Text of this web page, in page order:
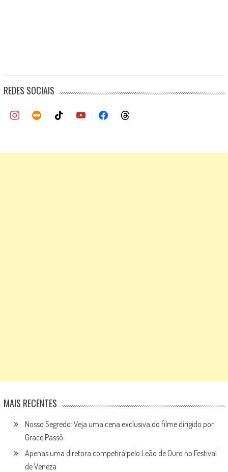
REDES SOCIAIS
MAIS RECENTES
Nosso Segredo: Veja uma cena exclusiva do filme dirigido por
Grace Passô
Apenas uma diretora competirá pelo Leão de Ouro no Festival
de Veneza